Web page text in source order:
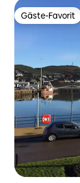
Gäste-Favorit
Gäste-Favorit